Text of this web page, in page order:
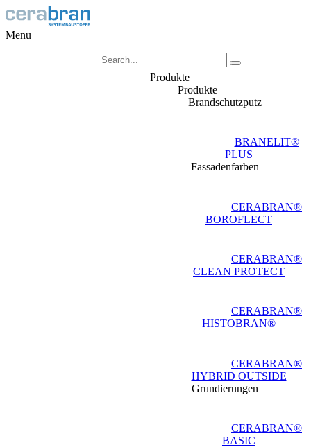
Menu
Produkte
Produkte
Brandschutzputz
BRANELIT®
PLUS
Fassadenfarben
CERABRAN®
BOROFLECT
CERABRAN®
CLEAN PROTECT
CERABRAN®
HISTOBRAN®
CERABRAN®
HYBRID OUTSIDE
Grundierungen
CERABRAN®
BASIC